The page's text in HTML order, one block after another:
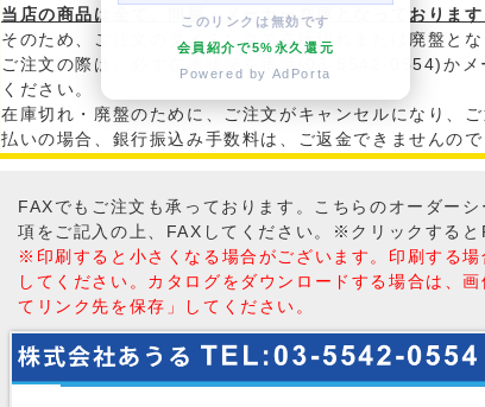
当店の商品は全て、問屋・メーカー在庫となっております
そのため、ご注文のタイミングで在庫切れまたは廃盤と
ご注文の際は、必ず在庫状況を電話(03-5542-0554)かメ
ください。
在庫切れ・廃盤のために、ご注文がキャンセルになり、
払いの場合、銀行振込み手数料は、ご返金できませんので
FAXでもご注文も承っております。こちらのオーダー
項をご記入の上、FAXしてください。※クリックすると
※印刷すると小さくなる場合がございます。印刷する
してください。カタログをダウンロードする場合は、
てリンク先を保存」してください。
このリンクは無効です
会員紹介で5%永久還元
Powered by AdPorta